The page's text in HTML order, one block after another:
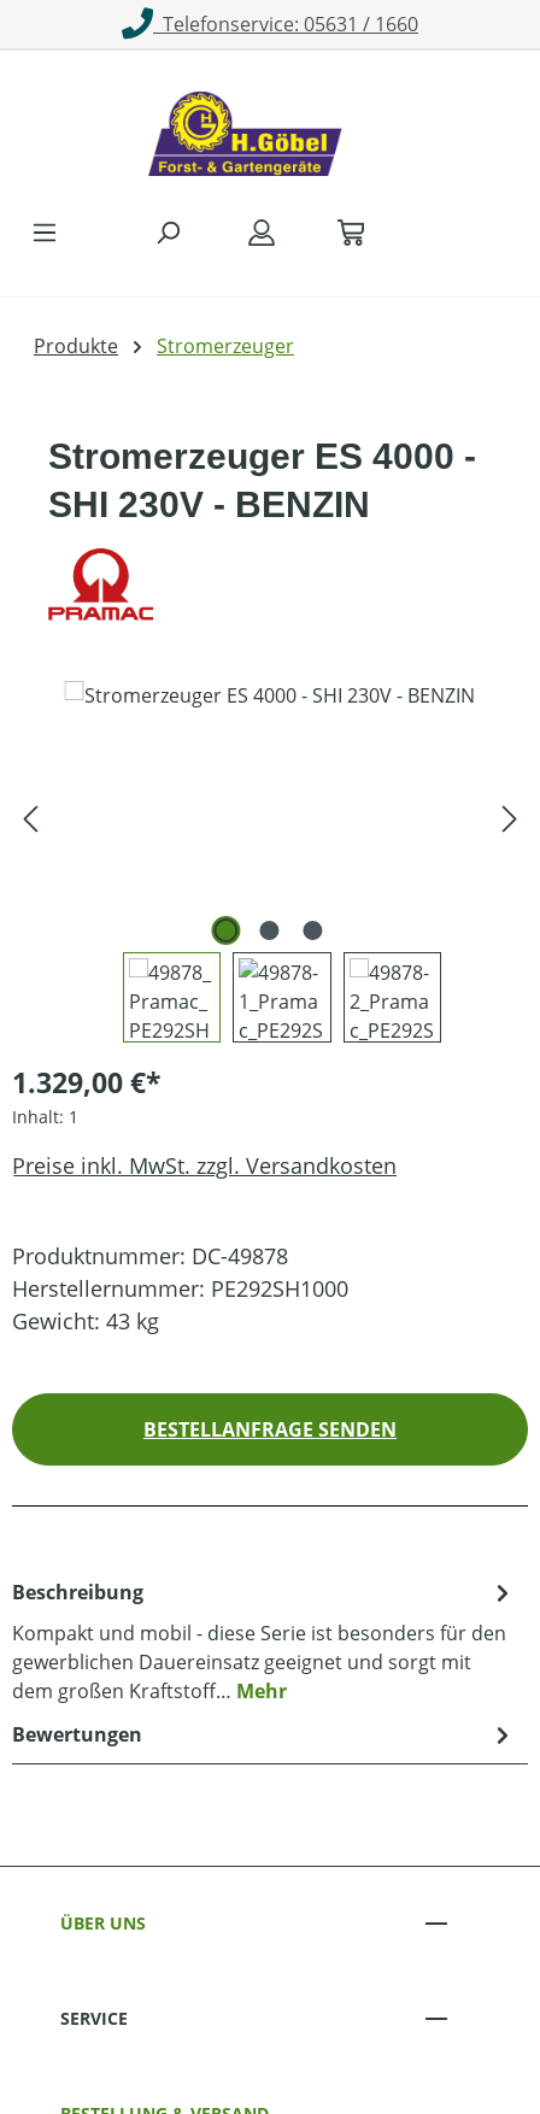
Zum Hauptinhalt springenTelefonservice: 05631 / 1660
Produkte Stromerzeuger
Stromerzeuger ES 4000 -
SHI 230V - BENZIN
Bildergalerie überspringen
1.329,00 €*
Inhalt: 1
Preise inkl. MwSt. zzgl. Versandkosten
Produktnummer: DC-49878
Herstellernummer: PE292SH1000
Gewicht: 43 kg
BESTELLANFRAGE SENDEN
Beschreibung
Kompakt und mobil - diese Serie ist besonders für den
gewerblichen Dauereinsatz geeignet und sorgt mit
dem großen Kraftstoff… Mehr
Bewertungen
ÜBER UNS
SERVICE